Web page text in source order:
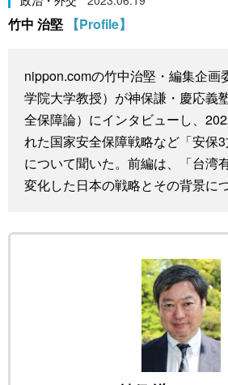
スポーツ・東京2020
Topics
Images
People
公式SNS
竹中 治堅 【Profile】
nippon.comの竹中治堅・編集企画
学院大学教授）が神保謙・慶応義
全保障論）にインタビューし、
れた国家安全保障戦略など「安保
について聞いた。前編は、「台湾
変化した日本の戦略とその背景に